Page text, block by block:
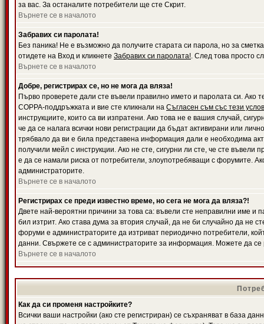
за вас. За останалите потребители ще сте Скрит.
Върнете се в началото
Забравих си паролата!
Без паника! Не е възможно да получите старата си парола, но за
отидете на Вход и кликнете Забравих си паролата!. След това просто
Върнете се в началото
Добре, регистрирах се, но не мога да вляза!
Първо проверете дали сте въвели правилно името и паролата си. Ако
COPPA-поддръжката и вие сте кликнали на Съгласен съм със тези
инструкциите, които са ви изпратени. Ако това не е вашия случай,
че да се налага всички нови регистрации да бъдат активирани или
трябвало да ви е била представена информация дали е необходима
получили мейл с инструкции. Ако не сте, сигурни ли сте, че сте
е да се намали риска от потребители, злоупотребяващи с форумите.
администраторите.
Върнете се в началото
Регистрирах се преди известно време, но сега не мога да вляза?!
Двете най-вероятни причини за това са: въвели сте неправилни име и
бил изтрит. Ако става дума за втория случай, да не би случайно да
форуми е администраторите да изтриват периодично потребители,
данни. Свържете се с администраторите за информация. Можете да се
Върнете се в началото
Как да си променя настройките?
Всички ваши настройки (ако сте регистриран) се съхраняват в база